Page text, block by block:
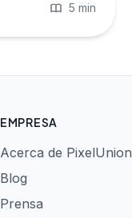
5 min
EMPRESA
Acerca de PixelUnion
Blog
Prensa